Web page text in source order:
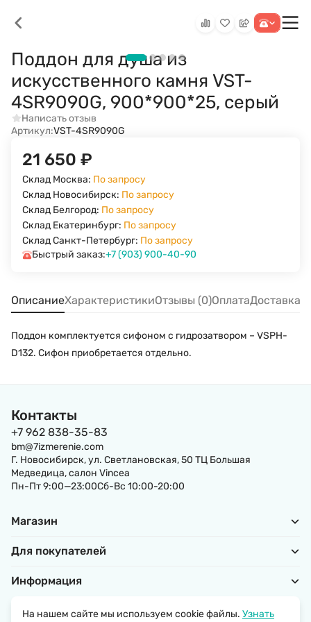
Поддон для душа из
искусственного камня VST-
4SR9090G, 900*900*25, серый
Написать отзыв
Артикул:VST-4SR9090G
21 650 ₽
Склад Москва: По запросу
Склад Новосибирск: По запросу
Склад Белгород: По запросу
Склад Екатеринбург: По запросу
Склад Санкт-Петербург: По запросу
Быстрый заказ:+7 (903) 900-40-90
ОписаниеХарактеристикиОтзывы (0)ОплатаДоставка
Поддон комплектуется сифоном с гидрозатвором – VSPH-
D132. Сифон приобретается отдельно.
Контакты
+7 962 838-35-83
bm@7izmerenie.com
Г. Новосибирск, ул. Светлановская, 50 ТЦ Большая
Медведица, салон Vincea
Пн-Пт 9:00—23:00Сб-Вс 10:00-20:00
Магазин
Для покупателей
Информация
На нашем сайте мы используем cookie файлы. Узнать